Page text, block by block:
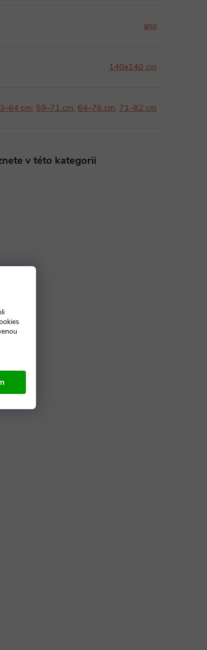
ano
140x140 cm
cm, 59–71 cm, 64–76 cm, 71–82 cm
v této kategorii